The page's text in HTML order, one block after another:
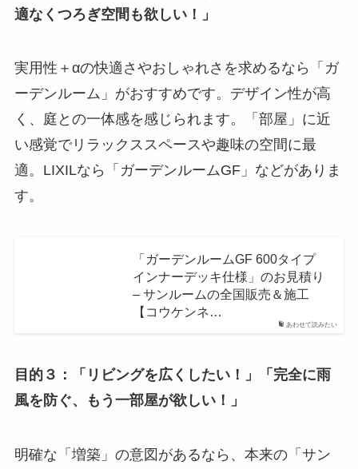
適なくつろぎ空間も欲しい！」
実用性＋αの快適さやおしゃれさを求めるなら「ガ
ーデンルーム」がおすすめです。デザイン性が高
く、庭との一体感を感じられます。「部屋」に近
い感覚でリラックススペースや趣味の空間に最
適。LIXILなら「ガーデンルームGF」などがありま
す。
あわせて読みたい
「ガーデンルームGF 600タイプ
インナーデッキ仕様」のお見積り
– サンルームの全国販売＆施工
【コウケンネ…
目的３：「リビングを広くしたい！」「完全に雨
風を防ぐ、もう一部屋が欲しい！」
明確な「増築」の意図があるなら、本来の「サン